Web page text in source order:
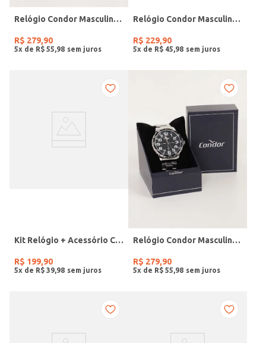
Relógio Condor Masculino PRETO
R$ 279,90
5x de R$ 55 98
Relógio Condor Masculino PRATA
R$ 229,90
5x de R$ 45 98
Kit Relógio + Acessório Condor Feminino PRATA
R$ 199,90
5x de R$ 39 98
Relógio Condor Masculino PRATA
R$ 279,90
5x de R$ 55 98